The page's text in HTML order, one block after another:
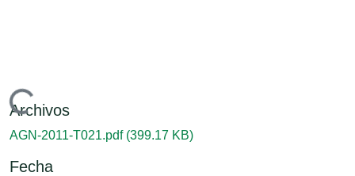
Cargando...
Archivos
AGN-2011-T021.pdf (399.17 KB)
Fecha